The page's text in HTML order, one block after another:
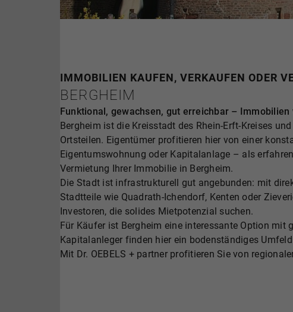
IMMOBILIEN KAUFEN, VERKAUFEN ODER
BERGHEIM
Funktional, gewachsen, gut erreichbar –
Bergheim ist die Kreisstadt des Rhein-Erft-Kreises
Ortsteilen. Eigentümer profitieren hier von einer
Eigentumswohnung oder Kapitalanlage – als
Vermietung Ihrer Immobilie in Bergheim.
Die Stadt ist infrastrukturell gut angebunden: mit
Stadtteile wie Quadrath-Ichendorf, Kenten oder
Investoren, die solides Mietpotenzial suchen.
Für Käufer ist Bergheim eine interessante Option
Kapitalanleger finden hier ein bodenständiges
Mit Dr. OEBELS + partner profitieren Sie von